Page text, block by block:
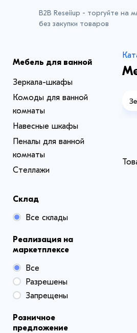
B2B Reseiiup - торгуйте на
без закупки товаров
Мебель для ванной
Зеркала-шкафы
Комоды для ванной
комнаты
Навесные шкафы
Пеналы для ванной
комнаты
Стеллажи
Склад
Все склады
Реализация на
маркетплексе
Все
Разрешены
Запрещены
Розничное
предложение